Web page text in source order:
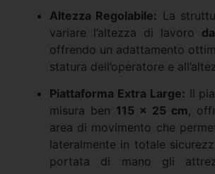
Altezza Regolabile: La
variare l’altezza di lavoro
offrendo un adattamento
statura dell’operatore e
Piattaforma Extra Large: Il
misura ben 115 x 25 cm,
area di movimento che
lateralmente in totale
portata di mano gli